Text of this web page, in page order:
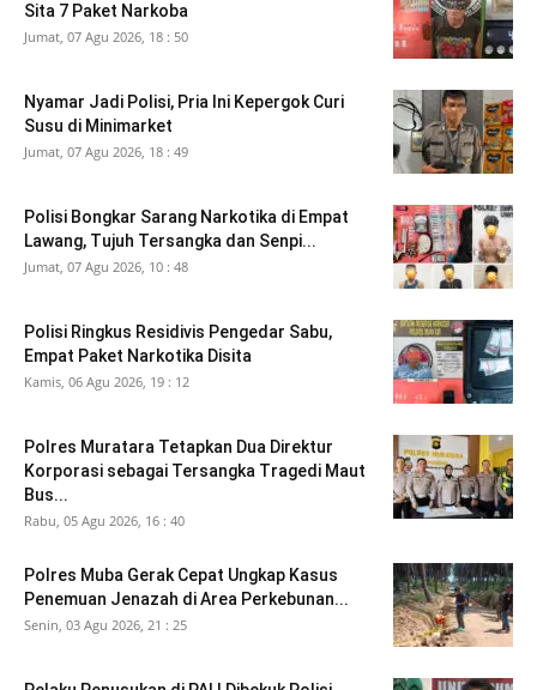
Sita 7 Paket Narkoba
Jumat, 07 Agu 2026, 18 : 50
Nyamar Jadi Polisi, Pria Ini Kepergok Curi
Susu di Minimarket
Jumat, 07 Agu 2026, 18 : 49
Polisi Bongkar Sarang Narkotika di Empat
Lawang, Tujuh Tersangka dan Senpi...
Jumat, 07 Agu 2026, 10 : 48
Polisi Ringkus Residivis Pengedar Sabu,
Empat Paket Narkotika Disita
Kamis, 06 Agu 2026, 19 : 12
Polres Muratara Tetapkan Dua Direktur
Korporasi sebagai Tersangka Tragedi Maut
Bus...
Rabu, 05 Agu 2026, 16 : 40
Polres Muba Gerak Cepat Ungkap Kasus
Penemuan Jenazah di Area Perkebunan...
Senin, 03 Agu 2026, 21 : 25